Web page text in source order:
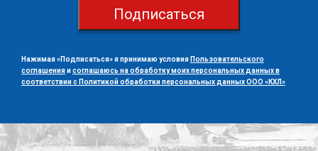
Подписаться
Нажимая «Подписаться» я принимаю условия Пользовательского
соглашенияисоглашаюсь на обработку моих персональных данных в
соответствии с Политикой обработки персональных данных ООО «КХЛ»